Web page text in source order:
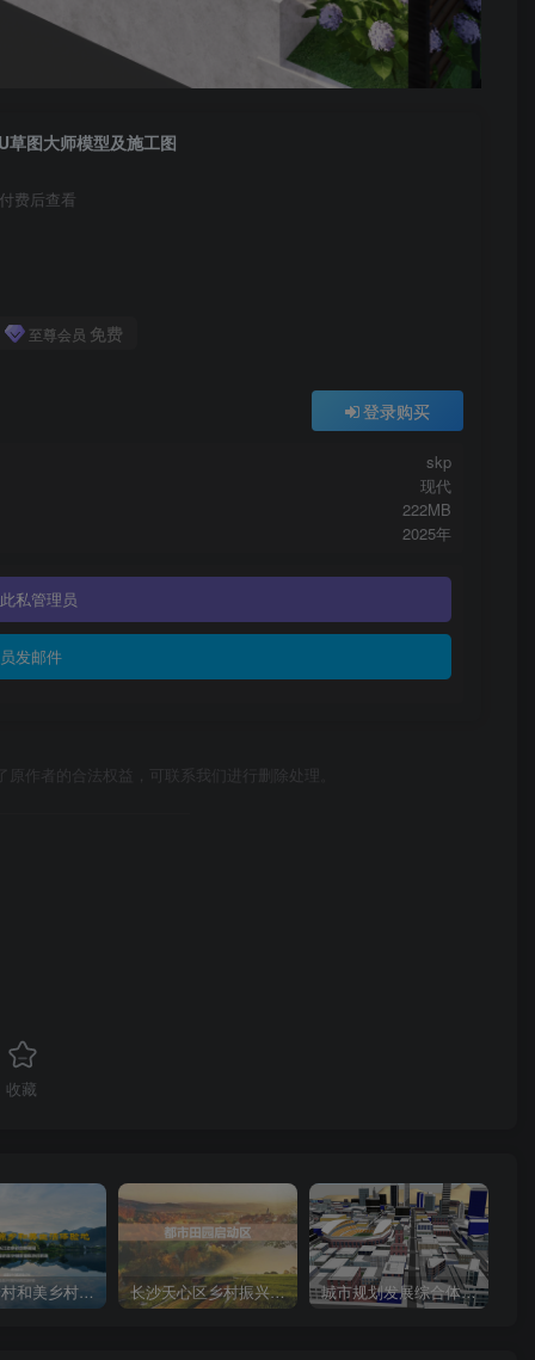
草图大师模型及施工图
费后查看
至尊会员 免费
登录购买
skp
现代
222MB
2025年
私管理员
发邮件
作者的合法权益，可联系我们进行删除处理。
收藏
重庆长安村和美乡村建设项目方案文本 长沙天心区乡村振兴运营策划方案文本 城市规划发展综合体su模型glb模型下载